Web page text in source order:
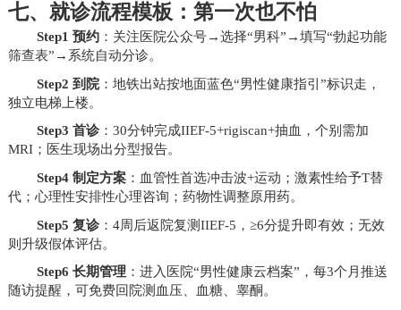
七、就诊流程模板：第一次也不怕
Step1 预约：关注医院公众号→选择“男科”→填写“勃起功能
筛查表”→系统自动分诊。
Step2 到院：地铁出站按地面蓝色“男性健康指引”标识走，
独立电梯上楼。
Step3 首诊：30分钟完成IIEF-5+rigiscan+抽血，个别需加
MRI；医生现场出分型报告。
Step4 制定方案：血管性首选冲击波+运动；激素性给予T替
代；心理性安排性心理咨询；药物性调整原用药。
Step5 复诊：4周后返院复测IIEF-5，≥6分提升即有效；无效
则升级假体评估。
Step6 长期管理：进入医院“男性健康云档案”，每3个月推送
随访提醒，可免费回院测血压、血糖、睾酮。